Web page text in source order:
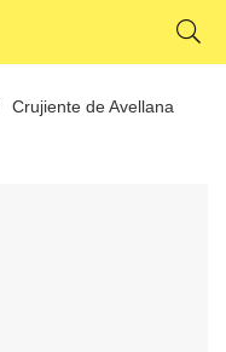
Crujiente de Avellana